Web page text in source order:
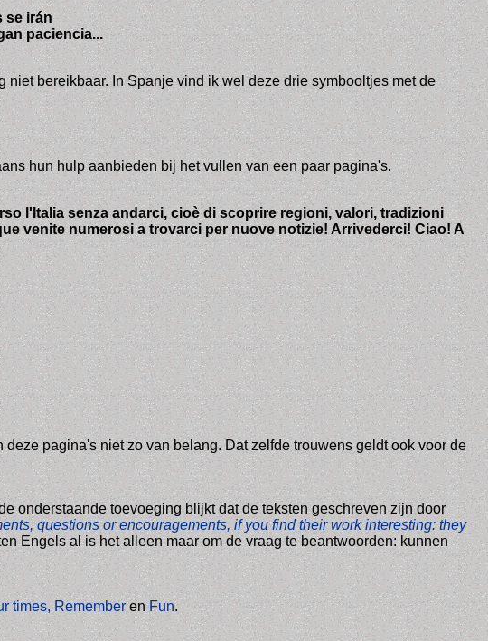
se irán
paciencia...
bereikbaar. In Spanje vind ik wel deze drie symbooltjes met de
hun hulp aanbieden bij het vullen van een paar pagina's.
l'Italia senza andarci, cioè di scoprire regioni, valori, tradizioni
venite numerosi a trovarci per nuove notizie! Arrivederci! Ciao! A
pagina's niet zo van belang. Dat zelfde trouwens geldt ook voor de
onderstaande toevoeging blijkt dat de teksten geschreven zijn door
questions or encouragements, if you find their work interesting: they
Engels al is het alleen maar om de vraag te beantwoorden: kunnen
times, RememberenFun.